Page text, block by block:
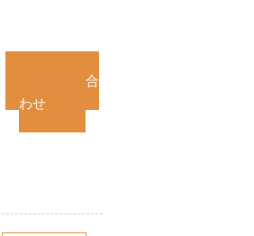
お問い合
わせ